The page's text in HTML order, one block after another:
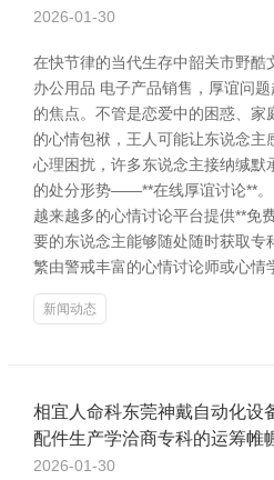
2026-01-30
在快节律的当代生存中韶关市野酷
办公用品 电子产品销售，厚谊问
的焦点。不管是恋爱中的困惑、家
的心情包袱，王人可能让东说念主
心理困扰，许多东说念主接纳缄默
的处分形势——**在线厚谊讨论**。
越来越多的心情讨论平台提供**免
要的东说念主能够随处随时获取专
繁由警戒丰富的心情讨论师或心情
新闻动态
相宜人命科东莞神戴自动化设
配件生产学洽商专科的运筹帷
2026-01-30